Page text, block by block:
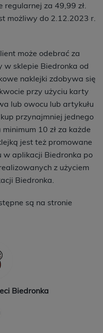
za 49,99 zł.
możliwy do 2.12.2023 r.
może odebrać za
w sklepie Biedronka od
naklejki zdobywa się
przy użyciu karty
lub owocu lub artykułu
przynajmniej jednego
10 zł za każde
jest też promowane
w aplikacji Biedronka po
z użyciem
Biedronka.
są na stronie
Biedronka